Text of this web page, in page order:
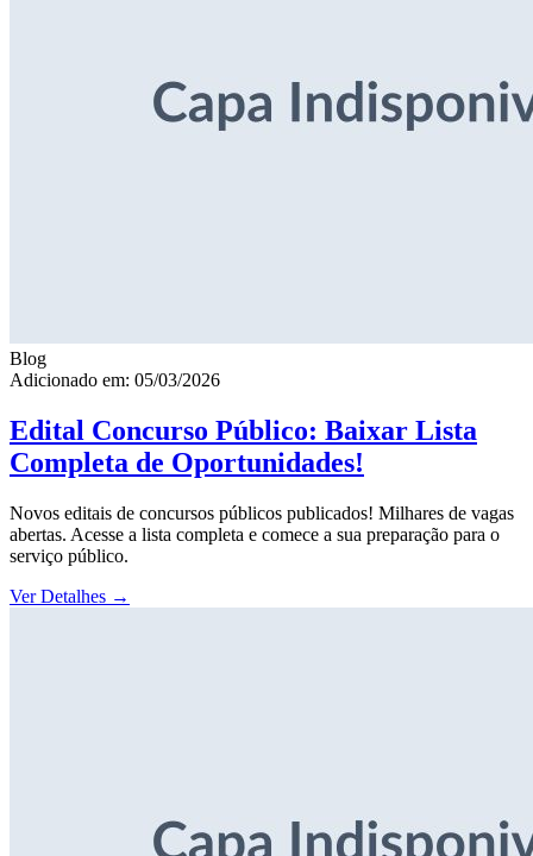
Blog
Adicionado em: 05/03/2026
Edital Concurso Público: Baixar Lista
Completa de Oportunidades!
Novos editais de concursos públicos publicados! Milhares de vagas
abertas. Acesse a lista completa e comece a sua preparação para o
serviço público.
Ver Detalhes →